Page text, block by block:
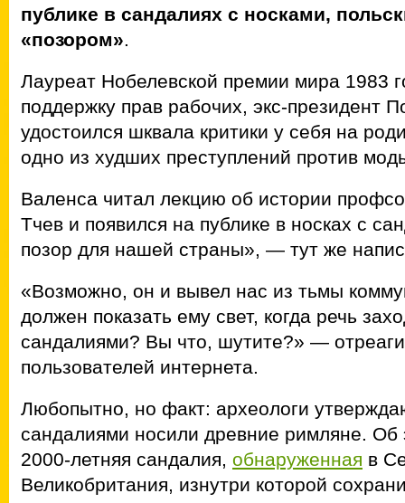
публике в сандалиях с носками,
«позором».
Лауреат Нобелевской премии мира 1983
поддержку прав рабочих, экс-президент
удостоился шквала критики у себя на
одно из худших преступлений против
Валенса читал лекцию об истории
Тчев и появился на публике в носках с
позор для нашей страны», — тут же
«Возможно, он и вывел нас из тьмы
должен показать ему свет, когда речь
сандалиями? Вы что, шутите?» —
пользователей интернета.
Любопытно, но факт: археологи
сандалиями носили древние римляне. Об
2000-летняя сандалия, обнаруженная в
Великобритания, изнутри которой